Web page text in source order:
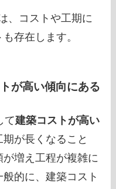
、コストや工期に
存在します。
が高い傾向にある
て建築コストが高い
が長くなること
が増え工程が複雑に
的に、建築コスト